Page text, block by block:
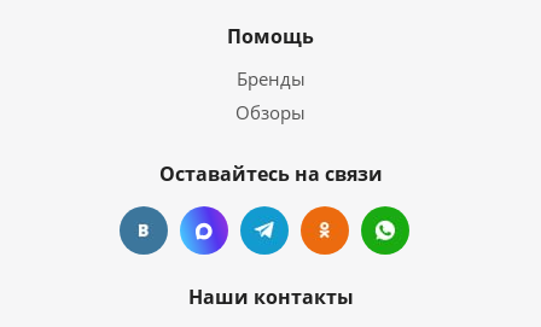
Помощь
Бренды
Обзоры
Оставайтесь на связи
Наши контакты